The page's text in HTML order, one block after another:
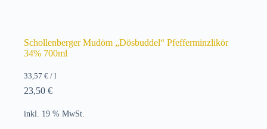
Schollenberger Mudöm „Dösbuddel“ Pfefferminzlikör
34% 700ml
33,57 € / l
23,50 €
inkl. 19 % MwSt.